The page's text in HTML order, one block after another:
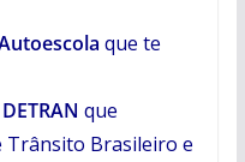
que te
DETRAN que
Trânsito Brasileiro e